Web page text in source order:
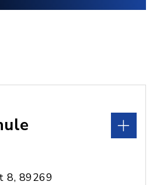
8, 89269